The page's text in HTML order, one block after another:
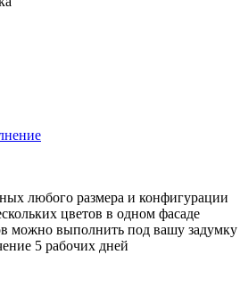
любого размера и конфигурации
цветов в одном фасаде
можно выполнить под вашу задумку
5 рабочих дней